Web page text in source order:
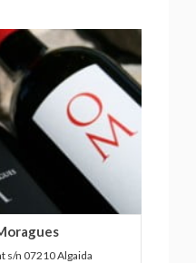
s/n 07210 Algaida